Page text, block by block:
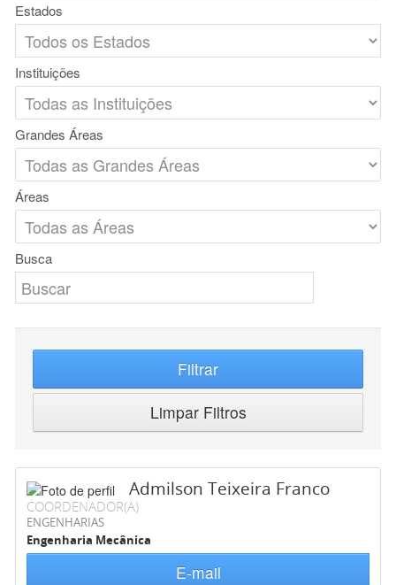
Estados
Instituições
Grandes Áreas
Áreas
Busca
Filtrar
Limpar Filtros
Admilson Teixeira Franco
COORDENADOR(A)
ENGENHARIAS
Engenharia Mecânica
E-mail